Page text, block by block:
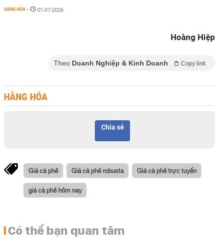
HÀNG HÓA - 01-07-2026
Hoàng Hiệp
Theo Doanh Nghiệp & Kinh Doanh Copy link
HÀNG HÓA
Chia sẻ
Giá cà phê Giá cà phê robusta Giá cà phê trực tuyến
giá cà phê hôm nay
Có thể bạn quan tâm